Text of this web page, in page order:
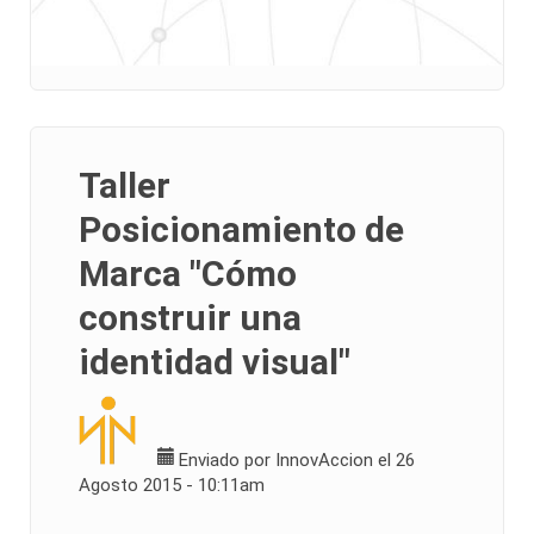
Taller
Posicionamiento de
Marca "Cómo
construir una
identidad visual"
Enviado por InnovAccion el 26
Agosto 2015 - 10:11am